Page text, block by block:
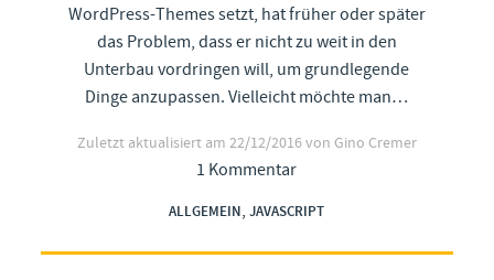
WordPress-Themes setzt, hat früher oder später
das Problem, dass er nicht zu weit in den
Unterbau vordringen will, um grundlegende
Dinge anzupassen. Vielleicht möchte man…
Zuletzt aktualisiert am 22/12/2016von Gino Cremer
1 Kommentar
ALLGEMEIN,JAVASCRIPT